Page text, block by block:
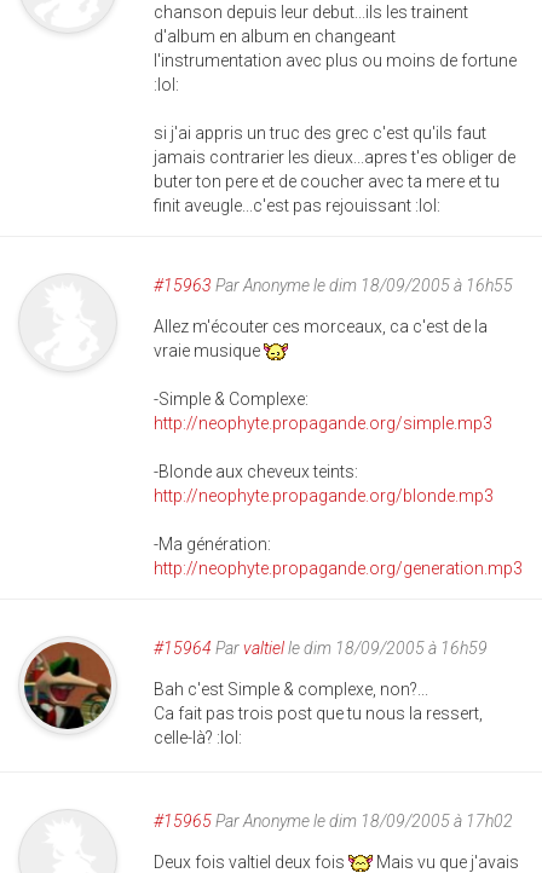
chanson depuis leur debut...ils les trainent
d'album en album en changeant
l'instrumentation avec plus ou moins de fortune
:lol:
si j'ai appris un truc des grec c'est qu'ils faut
jamais contrarier les dieux...apres t'es obliger de
buter ton pere et de coucher avec ta mere et tu
finit aveugle...c'est pas rejouissant :lol:
#15963 ParAnonymele dim 18/09/2005 à 16h55
Allez m'écouter ces morceaux, ca c'est de la
vraie musique
-Simple & Complexe:
http://neophyte.propagande.org/simple.mp3
-Blonde aux cheveux teints:
http://neophyte.propagande.org/blonde.mp3
-Ma génération:
http://neophyte.propagande.org/generation.mp3
#15964 Parvaltielle dim 18/09/2005 à 16h59
Bah c'est Simple & complexe, non?...
Ca fait pas trois post que tu nous la ressert,
celle-là? :lol:
#15965ParAnonymele dim 18/09/2005 à 17h02
Deux fois valtiel deux fois
Mais vu que j'avais